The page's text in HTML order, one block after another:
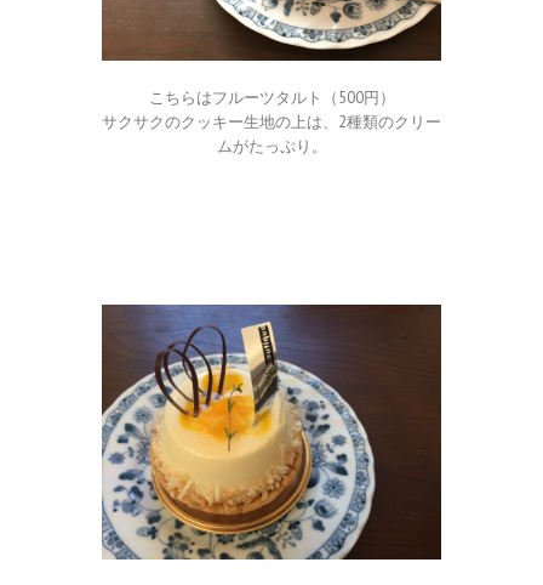
こちらはフルーツタルト（500円）
サクサクのクッキー生地の上は、2種類のクリー
ムがたっぷり。